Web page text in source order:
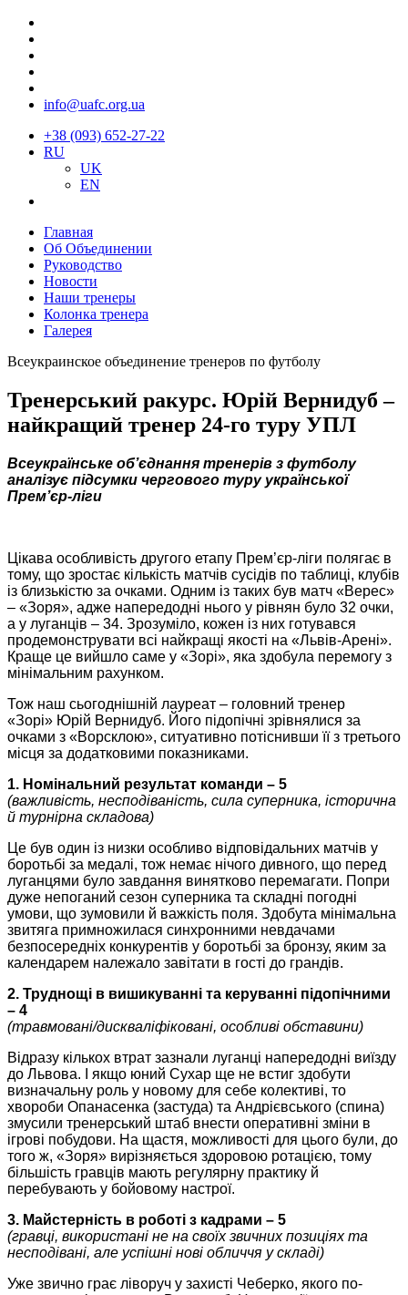
info@uafc.org.ua
+38 (093) 652-27-22
RU
UK
EN
Главная
Об Объединении
Руководство
Новости
Наши тренеры
Колонка тренера
Галерея
Всеукраинское объединение тренеров по футболу
Тренерський ракурс. Юрій Вернидуб –
найкращий тренер 24-го туру УПЛ
Всеукраїнське об’єднання тренерів з футболу
аналізує підсумки чергового туру української
Прем’єр-ліги
Цікава особливість другого етапу Прем’єр-ліги полягає в
тому, що зростає кількість матчів сусідів по таблиці, клубів
із близькістю за очками. Одним із таких був матч «Верес»
– «Зоря», адже напередодні нього у рівнян було 32 очки,
а у луганців – 34. Зрозуміло, кожен із них готувався
продемонструвати всі найкращі якості на «Львів-Арені».
Краще це вийшло саме у «Зорі», яка здобула перемогу з
мінімальним рахунком.
Тож наш сьогоднішній лауреат – головний тренер
«Зорі» Юрій Вернидуб. Його підопічні зрівнялися за
очками з «Ворсклою», ситуативно потіснивши її з третього
місця за додатковими показниками.
1. Номінальний результат команди – 5
(важливість, несподіваність, сила суперника, історична
й турнірна складова)
Це був один із низки особливо відповідальних матчів у
боротьбі за медалі, тож немає нічого дивного, що перед
луганцями було завдання винятково перемагати. Попри
дуже непоганий сезон суперника та складні погодні
умови, що зумовили й важкість поля. Здобута мінімальна
звитяга примножилася синхронними невдачами
безпосередніх конкурентів у боротьбі за бронзу, яким за
календарем належало завітати в гості до грандів.
2. Труднощі в вишикуванні та керуванні підопічними
– 4
(травмовані/дискваліфіковані, особливі обставини)
Відразу кількох втрат зазнали луганці напередодні виїзду
до Львова. І якщо юний Сухар ще не встиг здобути
визначальну роль у новому для себе колективі, то
хвороби Опанасенка (застуда) та Андрієвського (спина)
змусили тренерський штаб внести оперативні зміни в
ігрові побудови. На щастя, можливості для цього були, до
того ж, «Зоря» вирізняється здоровою ротацією, тому
більшість гравців мають регулярну практику й
перебувають у бойовому настрої.
3. Майстерність в роботі з кадрами – 5
(гравці, використані не на своїх звичних позиціях та
несподівані, але успішні нові обличчя у складі)
Уже звично грає ліворуч у захисті Чеберко, якого по-